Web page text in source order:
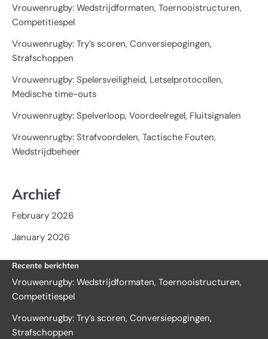
Vrouwenrugby: Wedstrijdformaten, Toernooistructuren,
Competitiespel
Vrouwenrugby: Try’s scoren, Conversiepogingen,
Strafschoppen
Vrouwenrugby: Spelersveiligheid, Letselprotocollen,
Medische time-outs
Vrouwenrugby: Spelverloop, Voordeelregel, Fluitsignalen
Vrouwenrugby: Strafvoordelen, Tactische Fouten,
Wedstrijdbeheer
Archief
February 2026
January 2026
Recente berichten
Vrouwenrugby: Wedstrijdformaten, Toernooistructuren,
Competitiespel
Vrouwenrugby: Try’s scoren, Conversiepogingen,
Strafschoppen